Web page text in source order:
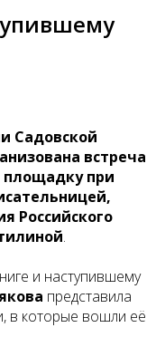
Садовской
встреча
при
Российского
.
и наступившему
представила
в которые вошли её